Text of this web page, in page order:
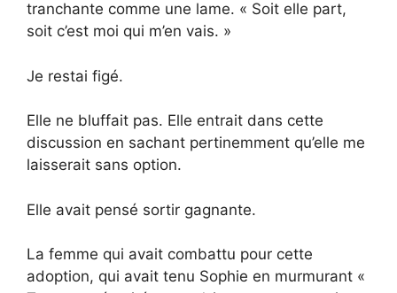
tranchante comme une lame. « Soit elle part,
soit c’est moi qui m’en vais. »
Je restai figé.
Elle ne bluffait pas. Elle entrait dans cette
discussion en sachant pertinemment qu’elle me
laisserait sans option.
Elle avait pensé sortir gagnante.
La femme qui avait combattu pour cette
adoption, qui avait tenu Sophie en murmurant «